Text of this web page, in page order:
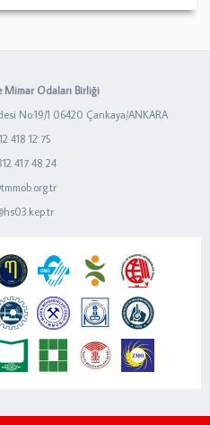
Odaları Birliği
No:19/1 06420 Çankaya/ANKARA
418 12 75
417 48 24